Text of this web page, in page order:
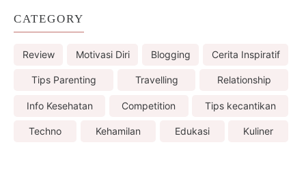
CATEGORY
Review Motivasi Diri Blogging Cerita Inspiratif
Tips Parenting Travelling Relationship
Info Kesehatan Competition Tips kecantikan
Techno Kehamilan Edukasi Kuliner